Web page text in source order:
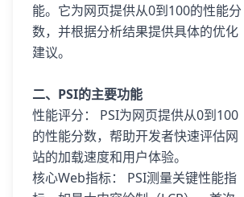
能。它为网页提供从0到100的性能分
数，并根据分析结果提供具体的优化
建议。
二、PSI的主要功能
性能评分： PSI为网页提供从0到100
的性能分数，帮助开发者快速评估网
站的加载速度和用户体验。
核心Web指标： PSI测量关键性能指